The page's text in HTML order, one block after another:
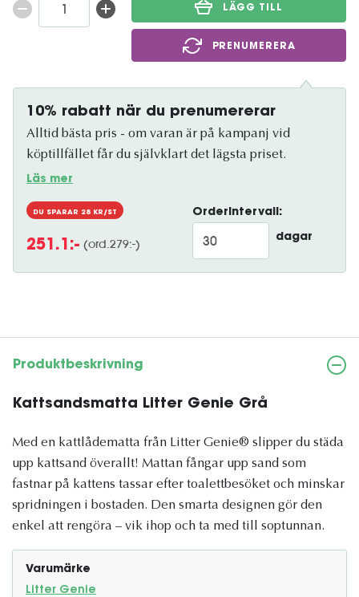
LÄGG TILL
PRENUMERERA
10% rabatt när du prenumererar
Alltid bästa pris - om varan är på kampanj vid
köptillfället får du självklart det lägsta priset.
Läs mer
DU SPARAR 28 KR/ST
251.1 :- (ord.279:-)
Orderintervall:
dagar
Produktbeskrivning
Kattsandsmatta Litter Genie Grå
Med en kattlådematta från Litter Genie® slipper du städa
upp kattsand överallt! Mattan fångar upp sand som
fastnar på kattens tassar efter toalettbesöket och minskar
spridningen i bostaden. Den smarta designen gör den
enkel att rengöra – vik ihop och ta med till soptunnan.
Varumärke
Litter Genie